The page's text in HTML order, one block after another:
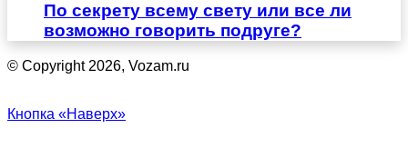
По секрету всему свету или все ли
возможно говорить подруге?
© Copyright 2026, Vozam.ru
Кнопка «Наверх»